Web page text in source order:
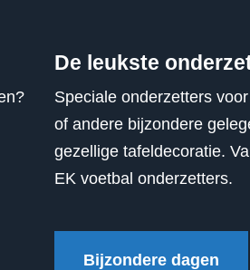
De leukste
Speciale onderzetters
of andere bijzondere
gezellige tafeldecoratie.
EK voetbal onderzetters.
Bijzondere dagen